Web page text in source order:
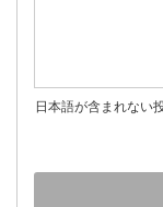
日本語が含まれない